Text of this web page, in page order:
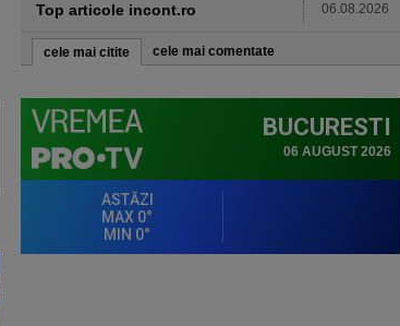
Top articole incont.ro 06.08.2026
cele mai citite cele mai comentate